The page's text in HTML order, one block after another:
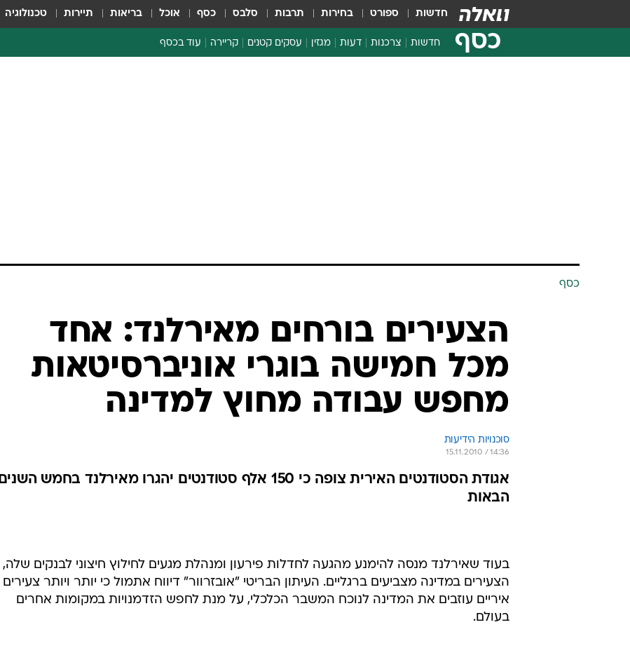
חדשות ספורט בחירות תרבות סלבס כסף אוכל בריאות תיירות טכנולוגיה
כסף חדשות צרכנות דעות מגזין עסקים קטנים קריירה עוד בכסף
כסף
הצעירים בורחים מאירלנד: אחד
מכל חמישה בוגרי אוניברסיטאות
מחפש עבודה מחוץ למדינה
סוכנויות הידיעות
15.11.2010 / 14:36
אגודת הסטודנטים האירית צופה כי 150 אלף סטודנטים יהגרו מאירלנד בחמש השנים
הבאות
בעוד שאירלנד מנסה להימנע מהגעה לחדלות פירעון ומנהלת מגעים לחילוץ חיצוני לבנקים שלה,
הצעירים במדינה מצביעים ברגליים. העיתון הבריטי "אובזרוור" דיווח אתמול כי יותר ויותר צעירים
איריים עוזבים את המדינה לנוכח המשבר הכלכלי, על מנת לחפש הזדמנויות במקומות אחרים
בעולם.